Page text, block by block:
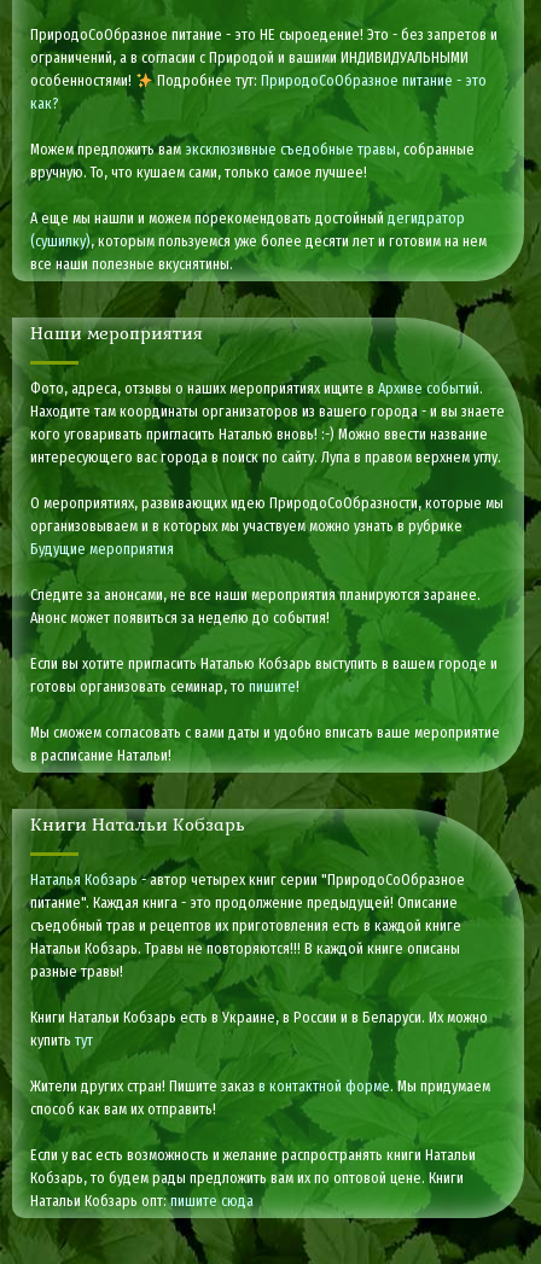
ПриродоСоОбразное питание - это НЕ сыроедение! Это - без запретов и
ограничений, а в согласии с Природой и вашими ИНДИВИДУАЛЬНЫМИ
особенностями!
Подробнее тут: ПриродоСоОбразное питание - это
как?
Можем предложить вамэксклюзивные съедобные травы, собранные
вручную. То, что кушаем сами, только самое лучшее!
А еще мы нашли и можем порекомендовать достойныйдегидратор
(сушилку), которым пользуемся уже более десяти лет и готовим на нем
все наши полезные вкуснятины.
Наши мероприятия
Фото, адреса, отзывы о наших мероприятиях ищите вАрхиве событий.
Находите там координаты организаторов из вашего города - и вы знаете
кого уговаривать пригласить Наталью вновь! :-) Можно ввести название
интересующего вас города в поиск по сайту. Лупа в правом верхнем углу.
О мероприятиях, развивающих идею ПриродоСоОбразности, которые мы
организовываем и в которых мы участвуем можно узнать в рубрике
Будущие мероприятия
Следите за анонсами, не все наши мероприятия планируются заранее.
Анонс может появиться за неделю до события!
Если вы хотите пригласить Наталью Кобзарь выступить в вашем городе и
готовы организовать семинар, топишите!
Мы сможем согласовать с вами даты и удобно вписать ваше мероприятие
в расписание Натальи!
Книги Натальи Кобзарь
Наталья Кобзарь- автор четырех книг серии "ПриродоСоОбразное
питание". Каждая книга - это продолжение предыдущей! Описание
съедобный трав и рецептов их приготовления есть в каждой книге
Натальи Кобзарь. Травы не повторяются!!! В каждой книге описаны
разные травы!
Книги Натальи Кобзарь есть в Украине, в России и в Беларуси. Их можно
купитьтут
Жители других стран! Пишите заказв контактной форме. Мы придумаем
способ как вам их отправить!
Если у вас есть возможность и желание распространять книги Натальи
Кобзарь, то будем рады предложить вам их по оптовой цене. Книги
Натальи Кобзарь опт:пишите сюда